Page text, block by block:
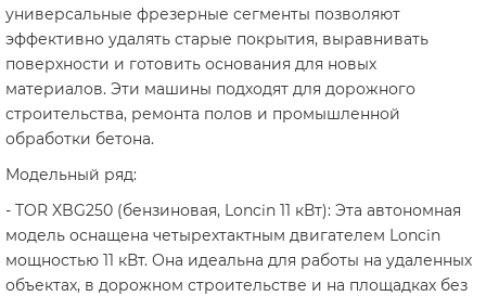
универсальные фрезерные сегменты позволяют
эффективно удалять старые покрытия, выравнивать
поверхности и готовить основания для новых
материалов. Эти машины подходят для дорожного
строительства, ремонта полов и промышленной
обработки бетона.
Модельный ряд:
- TOR XBG250 (бензиновая, Loncin 11 кВт): Эта автономная
модель оснащена четырехтактным двигателем Loncin
мощностью 11 кВт. Она идеальна для работы на удаленных
объектах, в дорожном строительстве и на площадках без